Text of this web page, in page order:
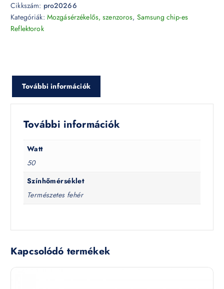
Cikkszám: pro20266
Kategóriák: Mozgásérzékelős, szenzoros, Samsung chip-es
Reflektorok
További információk
További információk
Watt
50
Színhőmérséklet
Természetes fehér
Kapcsolódó termékek